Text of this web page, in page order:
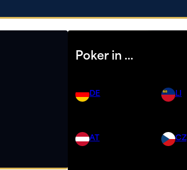
Poker in …
DE
AT
LI
CZ